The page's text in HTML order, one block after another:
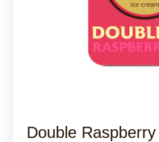
Double